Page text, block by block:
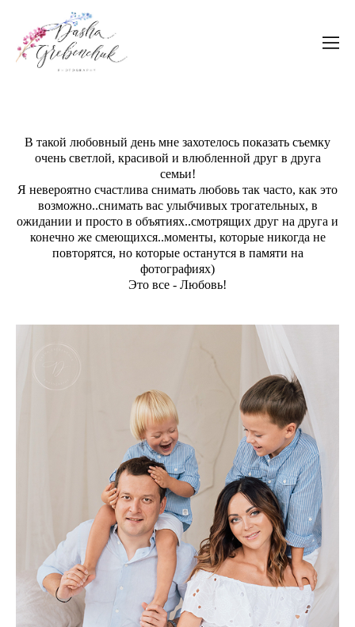
В такой любовный день мне захотелось показать съемку
очень светлой, красивой и влюбленной друг в друга
семьи!
Я невероятно счастлива снимать любовь так часто, как это
возможно..снимать вас улыбчивых трогательных, в
ожидании и просто в объятиях..смотрящих друг на друга и
конечно же смеющихся..моменты, которые никогда не
повторятся, но которые останутся в памяти на
фотографиях)
Это все - Любовь!